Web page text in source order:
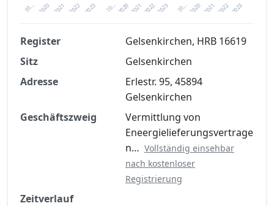
20… 2021 2023
2020 2022 20… 2021 2023
2020 2022 20… 2021 2023
2020 2022
Finanzkennzahlen nach kostenloser
Registrierung verfügbar
Jetzt kostenlos registrieren
Register
Gelsenkirchen, HRB 16619
Sitz
Gelsenkirchen
Adresse
Erlestr. 95, 45894
Gelsenkirchen
Geschäftszweig
Vermittlung von
Eneergielieferungsvertrage
n… Vollständig einsehbar
nach kostenloser
Registrierung
Zeitverlauf